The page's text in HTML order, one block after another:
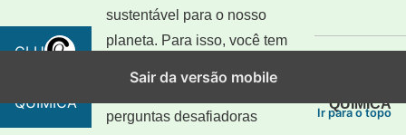
CLUBE
QUÍMICA
sustentável para o nosso
planeta. Para isso, você tem
perguntas desafiadoras
QUÍMICA
Ir para o topo
Sair da versão mobile